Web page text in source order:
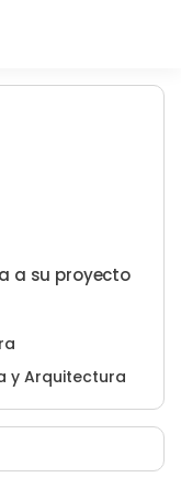
a su proyecto
y Arquitectura